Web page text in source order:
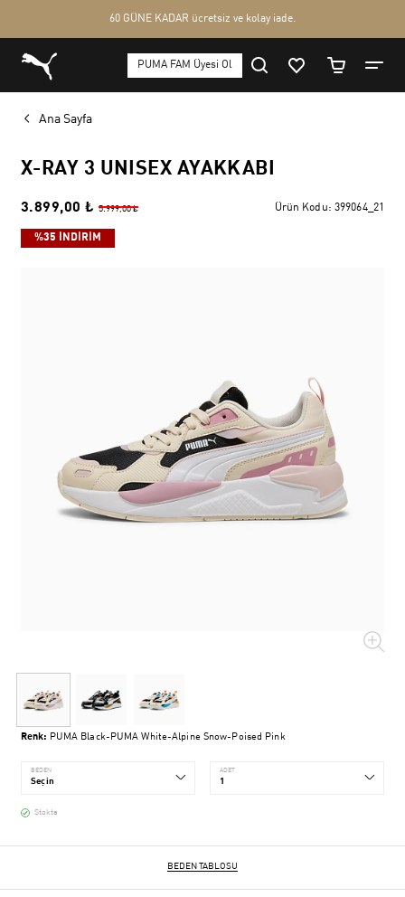
Ana Sayfa
X-RAY 3 UNISEX AYAKKABI
3.899,00 ₺ 5.999,00 ₺ Ürün Kodu: 399064_21
%35 İNDİRİM
Renk: PUMA Black-PUMA White-Alpine Snow-Poised Pink
BEDEN ADET
Stokta
BEDEN TABLOSU